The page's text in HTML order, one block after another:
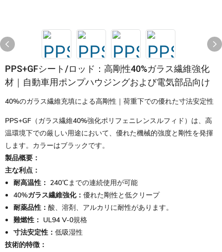
PPS+GFシート/ロッド：高剛性40%ガラス繊維強化
材｜自動車用ポンプハウジングおよび電気部品向け
40%のガラス繊維充填による高剛性｜荷重下での優れた寸法安定性
PPS+GF（ガラス繊維40%強化ポリフェニレンスルフィド）は、高
温環境下での厳しい用途において、優れた機械的強度と剛性を発揮
します。カラーはブラックです。
製品概要：
主な利点：
耐高温性： 240℃までの連続使用が可能
40%ガラス繊維強化： 優れた剛性と低クリープ
耐薬品性： 酸、溶剤、アルカリに耐性があります。
難燃性： UL94 V-0規格
寸法安定性： 低吸湿性
技術的特徴：